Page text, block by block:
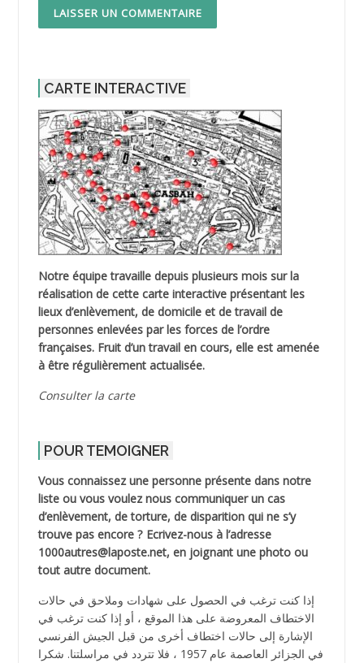
CARTE INTERACTIVE
Notre équipe travaille depuis plusieurs mois sur la
réalisation de cette carte interactive présentant les
lieux d’enlèvement, de domicile et de travail de
personnes enlevées par les forces de l’ordre
françaises. Fruit d’un travail en cours, elle est amenée
à être régulièrement actualisée.
Consulter la carte
POUR TEMOIGNER
Vous connaissez une personne présente dans notre
liste ou vous voulez nous communiquer un cas
d’enlèvement, de torture, de disparition qui ne s’y
trouve pas encore ? Ecrivez-nous à l’adresse
1000autres@laposte.net, en joignant une photo ou
tout autre document.
إذا كنت ترغب في الحصول على شهادات وملاحق في حالات
الاختطاف المعروضة على هذا الموقع ، أو إذا كنت ترغب في
الإشارة إلى حالات اختطاف أخرى من قبل الجيش الفرنسي
في الجزائر العاصمة عام 1957 ، فلا تتردد في مراسلتنا. شكرا